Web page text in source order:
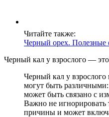
Читайте также:
Черный орех. Полезные
Черный кал у взрослого — это
Черный кал у
могут быть
может быть связано с
Важно не игнорировать
причины и может